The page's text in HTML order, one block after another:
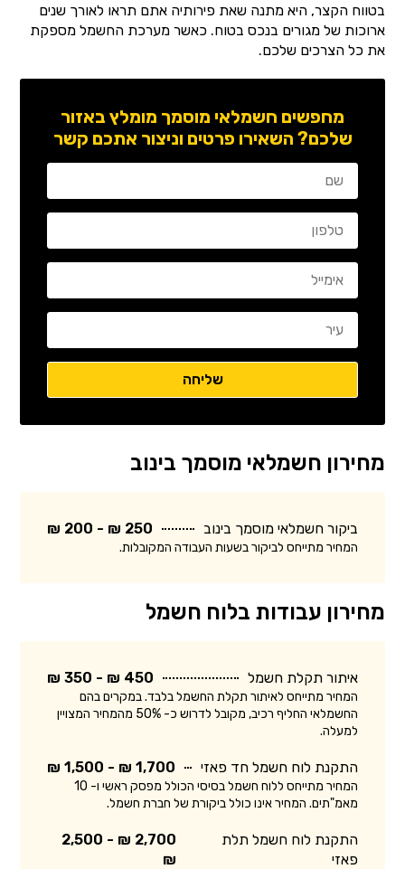
בטווח הקצר, היא מתנה שאת פירותיה אתם תראו לאורך שנים
ארוכות של מגורים בנכס בטוח. כאשר מערכת החשמל מספקת
את כל הצרכים שלכם.
מחפשים חשמלאי מוסמך מומלץ באזור
שלכם? השאירו פרטים וניצור אתכם קשר
מחירון חשמלאי מוסמך בינוב
ביקור חשמלאי מוסמך בינוב 250 ₪ - 200 ₪
המחיר מתייחס לביקור בשעות העבודה המקובלות.
מחירון עבודות בלוח חשמל
איתור תקלת חשמל 450 ₪ - 350 ₪
המחיר מתייחס לאיתור תקלת החשמל בלבד. במקרים בהם
החשמלאי החליף רכיב, מקובל לדרוש כ- 50% מהמחיר המצויין
למעלה.
התקנת לוח חשמל חד פאזי 1,700 ₪ - 1,500 ₪
המחיר מתייחס ללוח חשמל בסיסי הכולל מפסק ראשי ו- 10
מאמ"תים. המחיר אינו כולל ביקורת של חברת חשמל.
התקנת לוח חשמל תלת
פאזי
2,700 ₪ - 2,500
₪